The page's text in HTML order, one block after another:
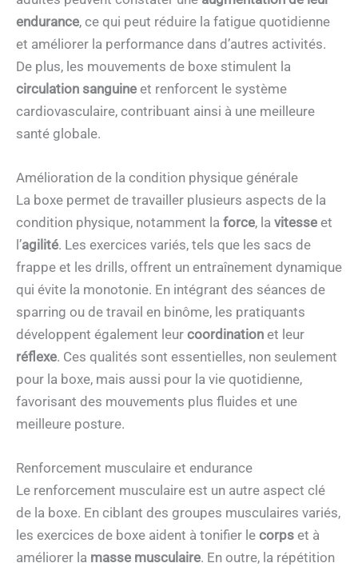
endurance, ce qui peut réduire la fatigue quotidienne
et améliorer la performance dans d’autres activités.
De plus, les mouvements de boxe stimulent la
circulation sanguine et renforcent le système
cardiovasculaire, contribuant ainsi à une meilleure
santé globale.
Amélioration de la condition physique générale
La boxe permet de travailler plusieurs aspects de la
condition physique, notamment la force, la vitesse et
l’agilité. Les exercices variés, tels que les sacs de
frappe et les drills, offrent un entraînement dynamique
qui évite la monotonie. En intégrant des séances de
sparring ou de travail en binôme, les pratiquants
développent également leur coordination et leur
réflexe. Ces qualités sont essentielles, non seulement
pour la boxe, mais aussi pour la vie quotidienne,
favorisant des mouvements plus fluides et une
meilleure posture.
Renforcement musculaire et endurance
Le renforcement musculaire est un autre aspect clé
de la boxe. En ciblant des groupes musculaires variés,
les exercices de boxe aident à tonifier le corps et à
améliorer la masse musculaire. En outre, la répétition